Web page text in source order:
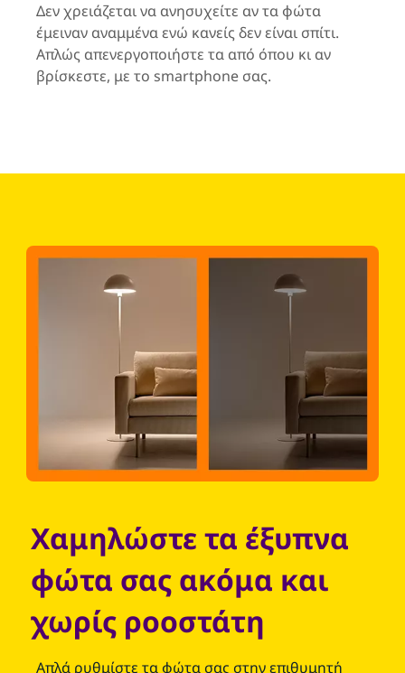
Δεν χρειάζεται να ανησυχείτε αν τα φώτα
έμειναν αναμμένα ενώ κανείς δεν είναι σπίτι.
Απλώς απενεργοποιήστε τα από όπου κι αν
βρίσκεστε, με το smartphone σας.
Χαμηλώστε τα έξυπνα
φώτα σας ακόμα και
χωρίς ροοστάτη
Απλά ρυθμίστε τα φώτα σας στην επιθυμητή